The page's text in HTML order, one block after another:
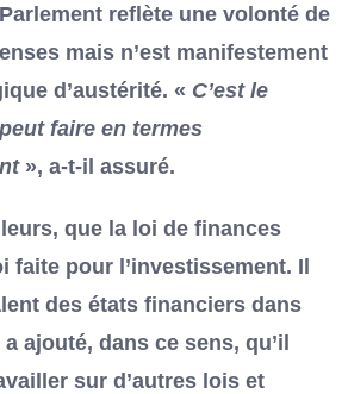
reflète une volonté de
mais n’est manifestement
d’austérité. « C’est le
faire en termes
», a-t-il assuré.
que la loi de finances
faite pour l’investissement. Il
des états financiers dans
ajouté, dans ce sens, qu’il
sur d’autres lois et